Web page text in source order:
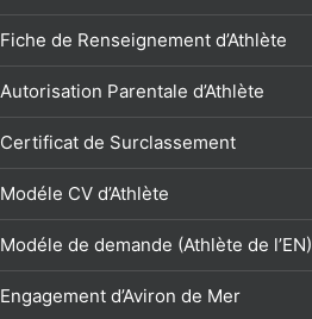
Fiche de Renseignement d’Athlète
Autorisation Parentale d’Athlète
Certificat de Surclassement
Modéle CV d’Athlète
Modéle de demande (Athlète de l’EN)
Engagement d’Aviron de Mer